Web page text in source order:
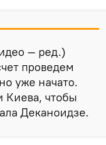
— ред.)
проведем
уже начато.
Киева, чтобы
Деканоидзе.